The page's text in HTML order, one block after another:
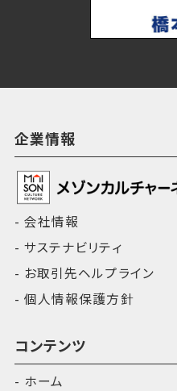
企業情報
会社情報
サステナビリティ
お取引先ヘルプライン
個人情報保護方針
コンテンツ
ホーム